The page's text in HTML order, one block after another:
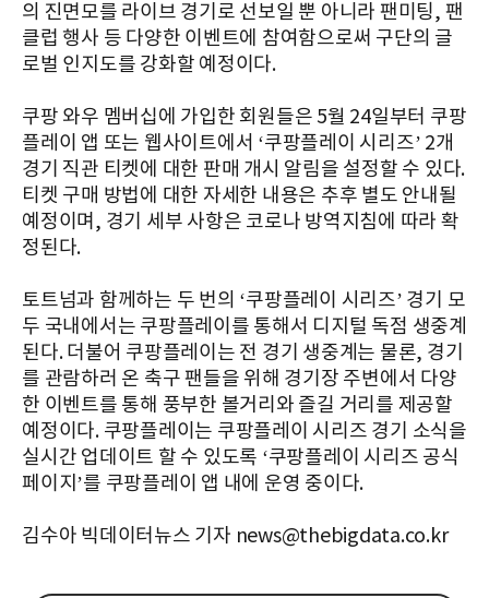
의 진면모를 라이브 경기로 선보일 뿐 아니라 팬미팅, 팬
클럽 행사 등 다양한 이벤트에 참여함으로써 구단의 글
로벌 인지도를 강화할 예정이다.
쿠팡 와우 멤버십에 가입한 회원들은 5월 24일부터 쿠팡
플레이 앱 또는 웹사이트에서 ‘쿠팡플레이 시리즈’ 2개
경기 직관 티켓에 대한 판매 개시 알림을 설정할 수 있다.
티켓 구매 방법에 대한 자세한 내용은 추후 별도 안내될
예정이며, 경기 세부 사항은 코로나 방역지침에 따라 확
정된다.
토트넘과 함께하는 두 번의 ‘쿠팡플레이 시리즈’ 경기 모
두 국내에서는 쿠팡플레이를 통해서 디지털 독점 생중계
된다. 더불어 쿠팡플레이는 전 경기 생중계는 물론, 경기
를 관람하러 온 축구 팬들을 위해 경기장 주변에서 다양
한 이벤트를 통해 풍부한 볼거리와 즐길 거리를 제공할
예정이다. 쿠팡플레이는 쿠팡플레이 시리즈 경기 소식을
실시간 업데이트 할 수 있도록 ‘쿠팡플레이 시리즈 공식
페이지’를 쿠팡플레이 앱 내에 운영 중이다.
김수아 빅데이터뉴스 기자 news@thebigdata.co.kr